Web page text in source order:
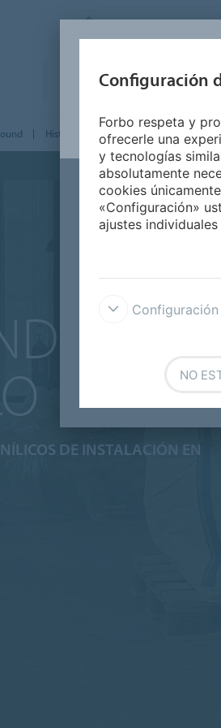
FORBO FLOORING
PRODUCTOS SEGMENTOS
Historias de empresa Caso práctico
EL
DE INSTALACIÓN EN
Configuración
Forbo respeta y
ofrecerle una
y tecnologías
absolutamente
cookies
«Configuración»
ajustes
Configuración
NO